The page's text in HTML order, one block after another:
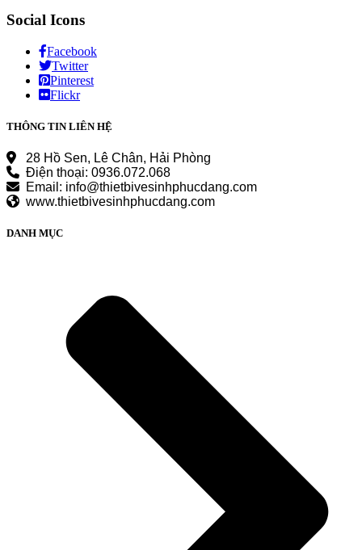
Social Icons
Facebook
Twitter
Pinterest
Flickr
THÔNG TIN LIÊN HỆ
28 Hồ Sen, Lê Chân, Hải Phòng
Điện thoại: 0936.072.068
Email: info@thietbivesinhphucdang.com
www.thietbivesinhphucdang.com
DANH MỤC